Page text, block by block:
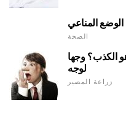
الوضع المناعي
الصحة
الكذب؟ وجها
لوجه
زراعة المصير